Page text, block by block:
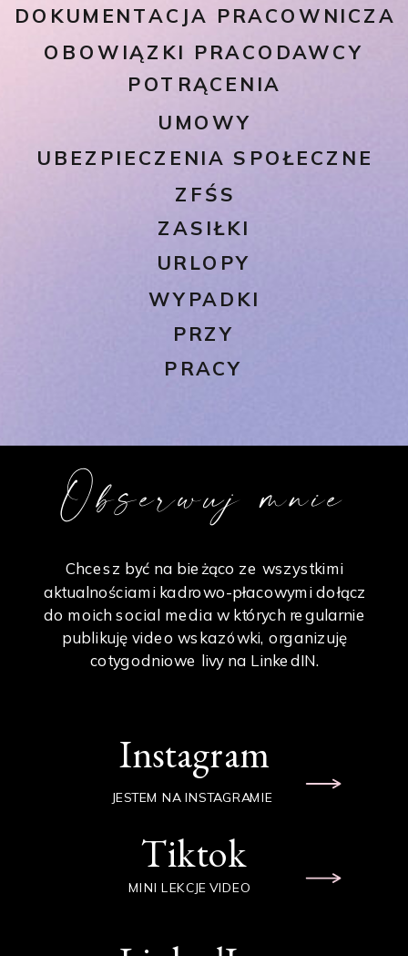
DOKUMENTACJA PRACOWNICZA
OBOWIĄZKI PRACODAWCY
POTRĄCENIA
UMOWY
UBEZPIECZENIA SPOŁECZNE
URLOPY
WYPADKI
PRZY
PRACY
ZASIŁKI
ZFŚS
Obserwuj mnie
Instagram
Chcesz być na bieżąco ze wszystkimi
aktualnościami kadrowo-płacowymi dołącz
do moich social media w których regularnie
publikuję video wskazówki, organizuję
cotygodniowe livy na LinkedIN.
Tiktok
JESTEM NA INSTAGRAMIE
MINI LEKCJE VIDEO